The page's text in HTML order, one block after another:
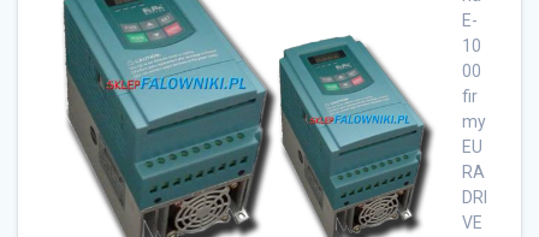
E-
10
00
fir
my
EU
RA
DRI
VE